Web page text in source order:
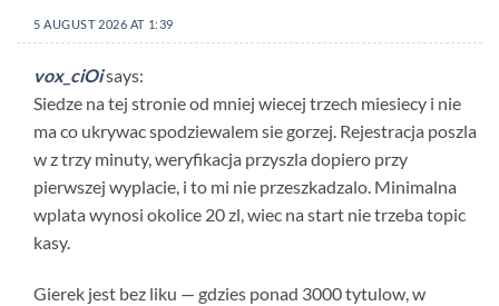
5 AUGUST 2026 AT 1:39
vox_ciOisays:
Siedze na tej stronie od mniej wiecej trzech miesiecy i nie
ma co ukrywac spodziewalem sie gorzej. Rejestracja poszla
w z trzy minuty, weryfikacja przyszla dopiero przy
pierwszej wyplacie, i to mi nie przeszkadzalo. Minimalna
wplata wynosi okolice 20 zl, wiec na start nie trzeba topic
kasy.
Gierek jest bez liku — gdzies ponad 3000 tytulow, w